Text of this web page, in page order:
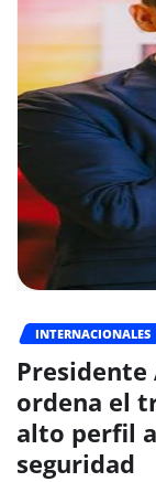
INTERNACIONALES
Presidente
ordena el
alto perfil
seguridad